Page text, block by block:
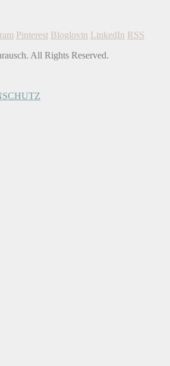
Pinterest Bloglovin LinkedIn RSS
All Rights Reserved.